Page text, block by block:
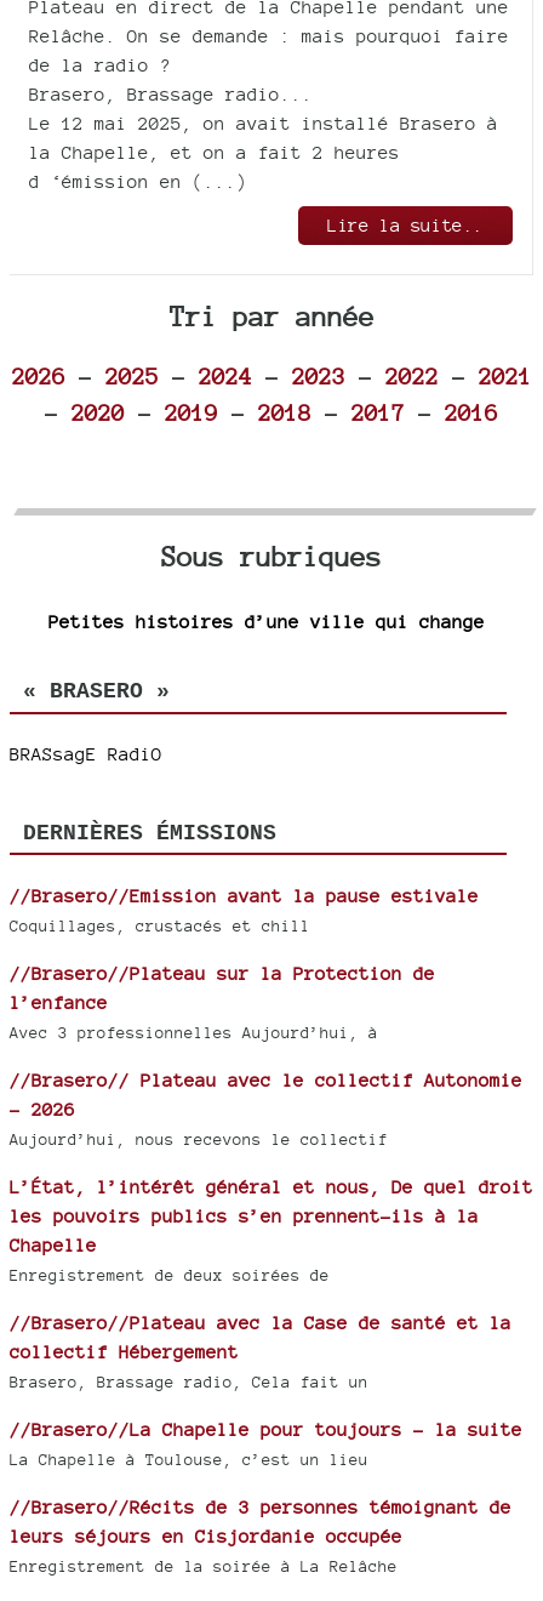
Plateau en direct de la Chapelle pendant une
Relâche. On se demande : mais pourquoi faire
de la radio ?
Brasero, Brassage radio...
Le 12 mai 2025, on avait installé Brasero à
la Chapelle, et on a fait 2 heures
d ‘émission en (...)
Lire la suite..
Tri par année
2026- 2025 - 2024 - 2023 - 2022 - 2021
- 2020 - 2019 - 2018 - 2017 - 2016
Sous rubriques
Petites histoires d’une ville qui change
« BRASERO »
BRASsagE RadiO
DERNIÈRES ÉMISSIONS
//Brasero//Emission avant la pause estivale
Coquillages, crustacés et chill
//Brasero//Plateau sur la Protection de
l’enfance
Avec 3 professionnelles Aujourd’hui, à
//Brasero// Plateau avec le collectif Autonomie
- 2026
Aujourd’hui, nous recevons le collectif
L’État, l’intérêt général et nous, De quel droit
les pouvoirs publics s’en prennent-ils à la
Chapelle
Enregistrement de deux soirées de
//Brasero//Plateau avec la Case de santé et la
collectif Hébergement
Brasero, Brassage radio, Cela fait un
//Brasero//La Chapelle pour toujours - la suite
La Chapelle à Toulouse, c’est un lieu
//Brasero//Récits de 3 personnes témoignant de
leurs séjours en Cisjordanie occupée
Enregistrement de la soirée à La Relâche